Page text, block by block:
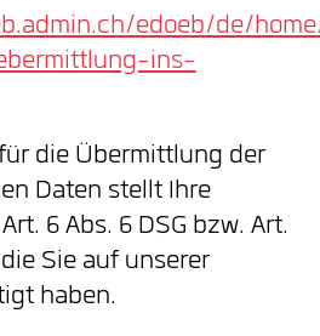
edoeb/de/
ins-
die Übermittlung der
Daten stellt Ihre
6 Abs. 6 DSG bzw. Art.
die Sie auf unserer
haben.